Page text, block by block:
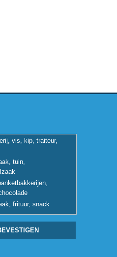
vis, kip, traiteur,
tuin,
frituur, snack
wijn, alcohol
tearoom